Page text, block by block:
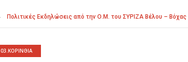
Πολιτικές Εκδηλώσεις από την Ο.Μ. του ΣΥΡΙΖΑ Βέλου – Βόχας
03.ΚΟΡΙΝΘΙΑ